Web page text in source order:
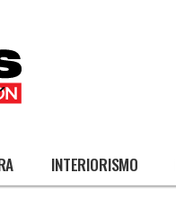
INTERIORISMO